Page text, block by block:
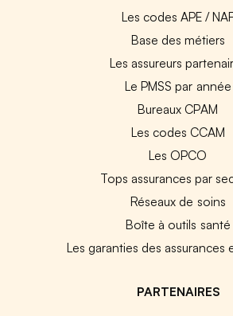
Les codes APE /
Base des métiers
Les assureurs
Le PMSS par année
Bureaux CPAM
Les codes CCAM
Les OPCO
Tops assurances par
Réseaux de soins
Boîte à outils santé
Les garanties des assurances
PARTENAIRES